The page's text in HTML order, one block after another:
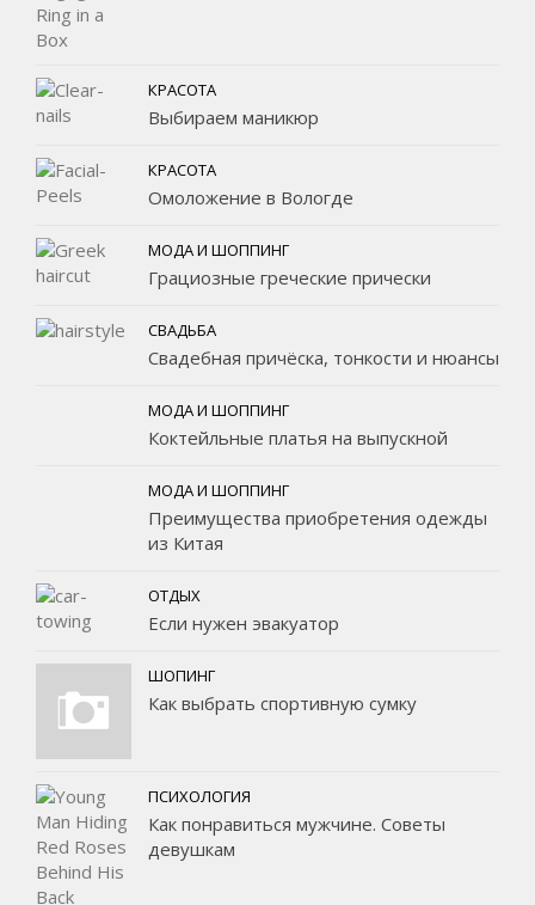
КРАСОТА
Выбираем маникюр
КРАСОТА
Омоложение в Вологде
МОДА И ШОППИНГ
Грациозные греческие прически
СВАДЬБА
Свадебная причёска, тонкости и нюансы
МОДА И ШОППИНГ
Коктейльные платья на выпускной
МОДА И ШОППИНГ
Преимущества приобретения одежды
из Китая
ОТДЫХ
Если нужен эвакуатор
ШОПИНГ
Как выбрать спортивную сумку
ПСИХОЛОГИЯ
Как понравиться мужчине. Советы
девушкам